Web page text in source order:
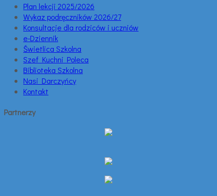
Plan lekcji 2025/2026
Wykaz podręczników 2026/27
Konsultacje dla rodziców i uczniów
e-Dziennik
Świetlica Szkolna
Szef Kuchni Poleca
Biblioteka Szkolna
Nasi Darczyńcy
Kontakt
Partnerzy